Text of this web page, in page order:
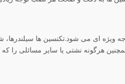
ویژه ای می شود.تکنسین ها سیلندرها،
هرگونه نشتی یا سایر مسائلی را که